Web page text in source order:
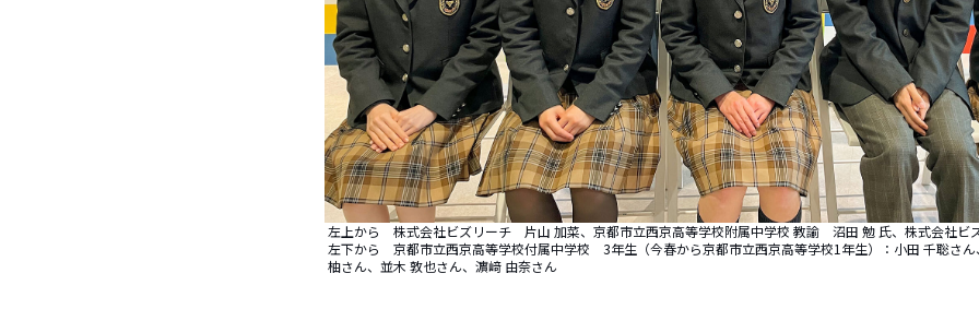
左上から 株式会社ビズリーチ 片山 加菜、京都市立西京高等学校附属中学校 教諭 沼田 勉 氏、株式会社ビ
左下から 京都市立西京高等学校付属中学校 3年生（今春から京都市立西京高等学校1年生）：小田 千聡さん
柚さん、並木 敦也さん、濵﨑 由奈さん